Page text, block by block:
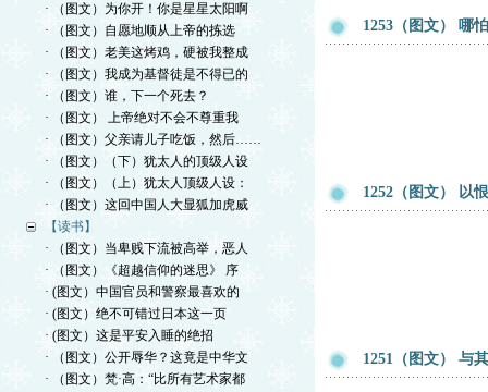
· （图文）为你开！你是星星太阳啊
· （图文）自愿地顺从上帝的拣选
· （图文）老美这烤鸡，硬被我整成
· （图文）我成为基督徒是不得已的
· （图文）谁，下一个死去？
· （图文） 上帝绝对不会不尊重我
· （图文）父亲请儿子吃饭，然后……
· （图文）（下）犹太人的顶级人设
· （图文）（上）犹太人顶级人设：
· （图文）这回中国人大显狐加虎威
【读书】
· （图文）当卑贱下流被高举，恶人
· （图文）《超越信仰的迷思》 序
· (图文）中国官员和警察最喜欢的
· (图文）绝不可错过日本这一页
· (图文）这是平安入睡的绝招
· （图文）公开辱华？这竟是中华文
· （图文）梵·高：“比所有艺术家都
1253（图文） 哪
1252（图文） 以
1251（图文） 与